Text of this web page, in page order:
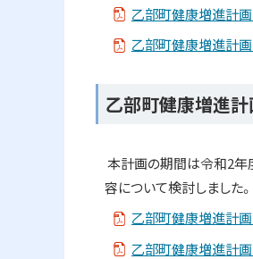
乙部町健康増進計
乙部町健康増進計画
ト
に
戻
る
乙部町健康増進
本計画の期間は令和2年
容について検討しました
乙部町健康増進計
乙部町健康増進計